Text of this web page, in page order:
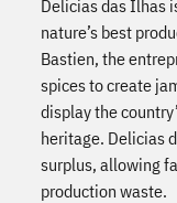
Delicias das Ilhas
nature’s best
Bastien, the
spices to create
display the
heritage. Delicias
surplus, allowing
production waste.